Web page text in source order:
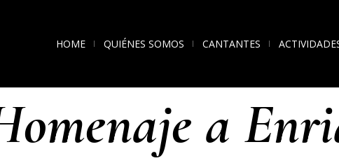
HOME QUIÉNES SOMOS CANTANTES
a